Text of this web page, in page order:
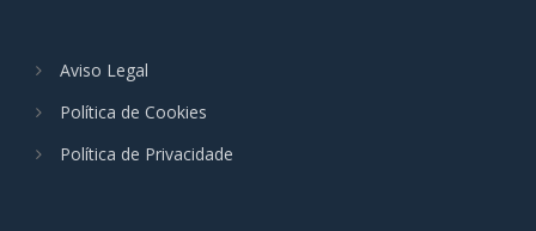
Aviso Legal
Política de Cookies
Política de Privacidade